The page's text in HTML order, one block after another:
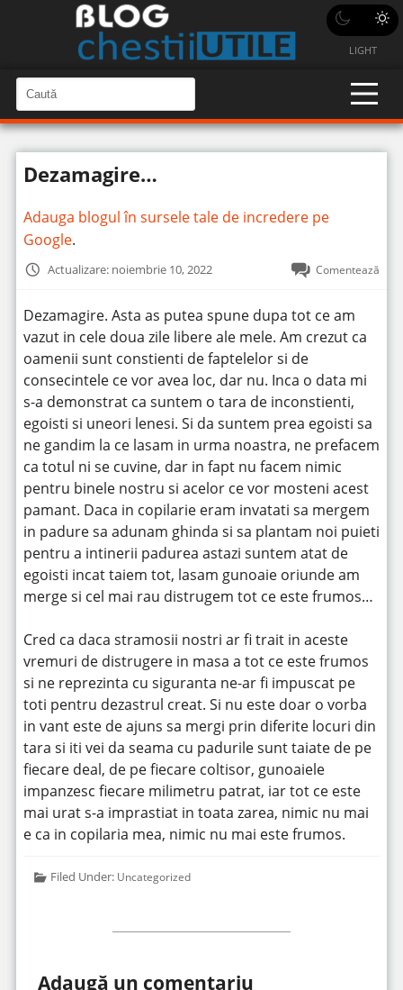
LIGHT
a
u
t
n
C
a
u
î
n
t
Dezamagire…
Adauga blogul în sursele tale de incredere pe
Google.
Actualizare: noiembrie 10, 2022 Comentează
Dezamagire. Asta as putea spune dupa tot ce am
vazut in cele doua zile libere ale mele. Am crezut ca
oamenii sunt constienti de faptelelor si de
consecintele ce vor avea loc, dar nu. Inca o data mi
s-a demonstrat ca suntem o tara de inconstienti,
egoisti si uneori lenesi. Si da suntem prea egoisti sa
ne gandim la ce lasam in urma noastra, ne prefacem
ca totul ni se cuvine, dar in fapt nu facem nimic
pentru binele nostru si acelor ce vor mosteni acest
pamant. Daca in copilarie eram invatati sa mergem
in padure sa adunam ghinda si sa plantam noi puieti
pentru a intinerii padurea astazi suntem atat de
egoisti incat taiem tot, lasam gunoaie oriunde am
merge si cel mai rau distrugem tot ce este frumos…
Cred ca daca stramosii nostri ar fi trait in aceste
vremuri de distrugere in masa a tot ce este frumos
si ne reprezinta cu siguranta ne-ar fi impuscat pe
toti pentru dezastrul creat. Si nu este doar o vorba
in vant este de ajuns sa mergi prin diferite locuri din
tara si iti vei da seama cu padurile sunt taiate de pe
fiecare deal, de pe fiecare coltisor, gunoaiele
impanzesc fiecare milimetru patrat, iar tot ce este
mai urat s-a imprastiat in toata zarea, nimic nu mai
e ca in copilaria mea, nimic nu mai este frumos.
Filed Under: Uncategorized
Adaugă un comentariu